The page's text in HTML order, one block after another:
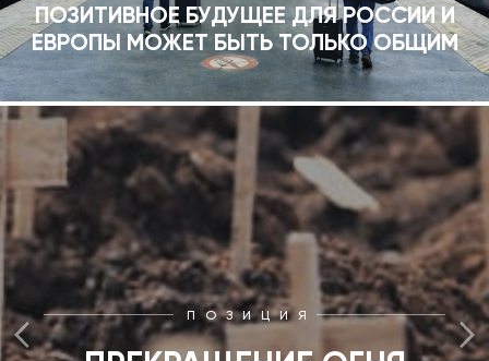
ПОЗИТИВНОЕ БУДУЩЕЕ ДЛЯ РОССИИ И
ЕВРОПЫ МОЖЕТ БЫТЬ ТОЛЬКО ОБЩИМ
ПОЗИЦИЯ